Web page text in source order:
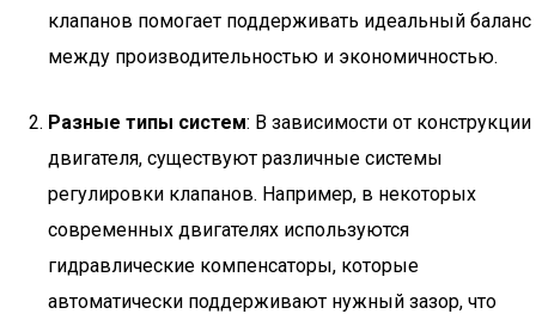
клапанов помогает поддерживать идеальный баланс
между производительностью и экономичностью.
Разные типы систем: В зависимости от конструкции
двигателя, существуют различные системы
регулировки клапанов. Например, в некоторых
современных двигателях используются
гидравлические компенсаторы, которые
автоматически поддерживают нужный зазор, что